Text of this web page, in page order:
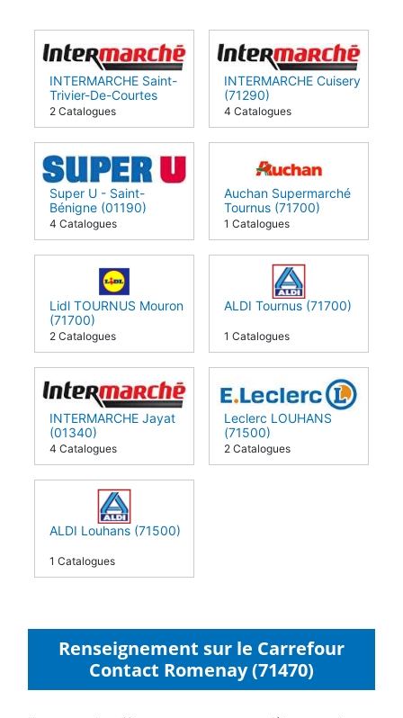
INTERMARCHE Saint-
Trivier-De-Courtes
(01560)
2 Catalogues
INTERMARCHE Cuisery
(71290)
4 Catalogues
Super U - Saint-
Bénigne (01190)
4 Catalogues
Auchan Supermarché
Tournus (71700)
1 Catalogues
Lidl TOURNUS Mouron
(71700)
2 Catalogues
ALDI Tournus (71700)
1 Catalogues
INTERMARCHE Jayat
(01340)
4 Catalogues
Leclerc LOUHANS
(71500)
2 Catalogues
ALDI Louhans (71500)
1 Catalogues
Renseignement sur le Carrefour
Contact Romenay (71470)